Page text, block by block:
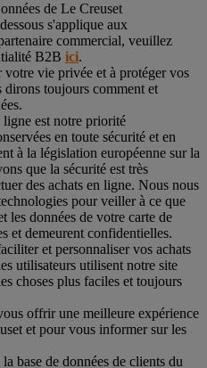
de Le Creuset
s'applique aux
commercial, veuillez
B2B ici.
votre vie privée et à protéger vos
dirons toujours comment et
est notre priorité
en toute sécurité et en
à la législation européenne sur la
que la sécurité est très
des achats en ligne. Nous nous
pour veiller à ce que
les données de votre carte de
et demeurent confidentielles.
et personnaliser vos achats
utilisateurs utilisent notre site
choses plus faciles et toujours
offrir une meilleure expérience
et pour vous informer sur les
base de données de clients du